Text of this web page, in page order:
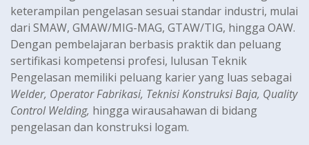
keterampilan pengelasan sesuai standar industri, mulai
dari SMAW, GMAW/MIG-MAG, GTAW/TIG, hingga OAW.
Dengan pembelajaran berbasis praktik dan peluang
sertifikasi kompetensi profesi, lulusan Teknik
Pengelasan memiliki peluang karier yang luas sebagai
Welder, Operator Fabrikasi, Teknisi Konstruksi Baja, Quality
Control Welding, hingga wirausahawan di bidang
pengelasan dan konstruksi logam.